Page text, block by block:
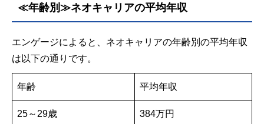
≪年齢別≫ネオキャリアの平均年収
エンゲージによると、ネオキャリアの年齢別の平均年収
は以下の通りです。
年齢 平均年収
25～29歳 384万円